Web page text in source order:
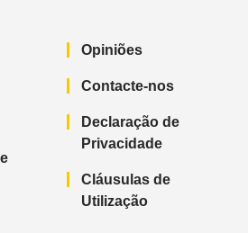
Opiniões
Contacte-nos
Declaração de
Privacidade
Cláusulas de
Utilização